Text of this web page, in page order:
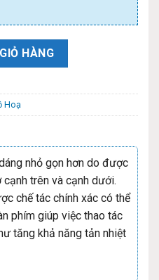
HÀNG
Hoạ
nhỏ gọn hơn do được
trên và cạnh dưới.
chế tác chính xác có thể
phím giúp việc thao tác
tăng khả năng tản nhiệt